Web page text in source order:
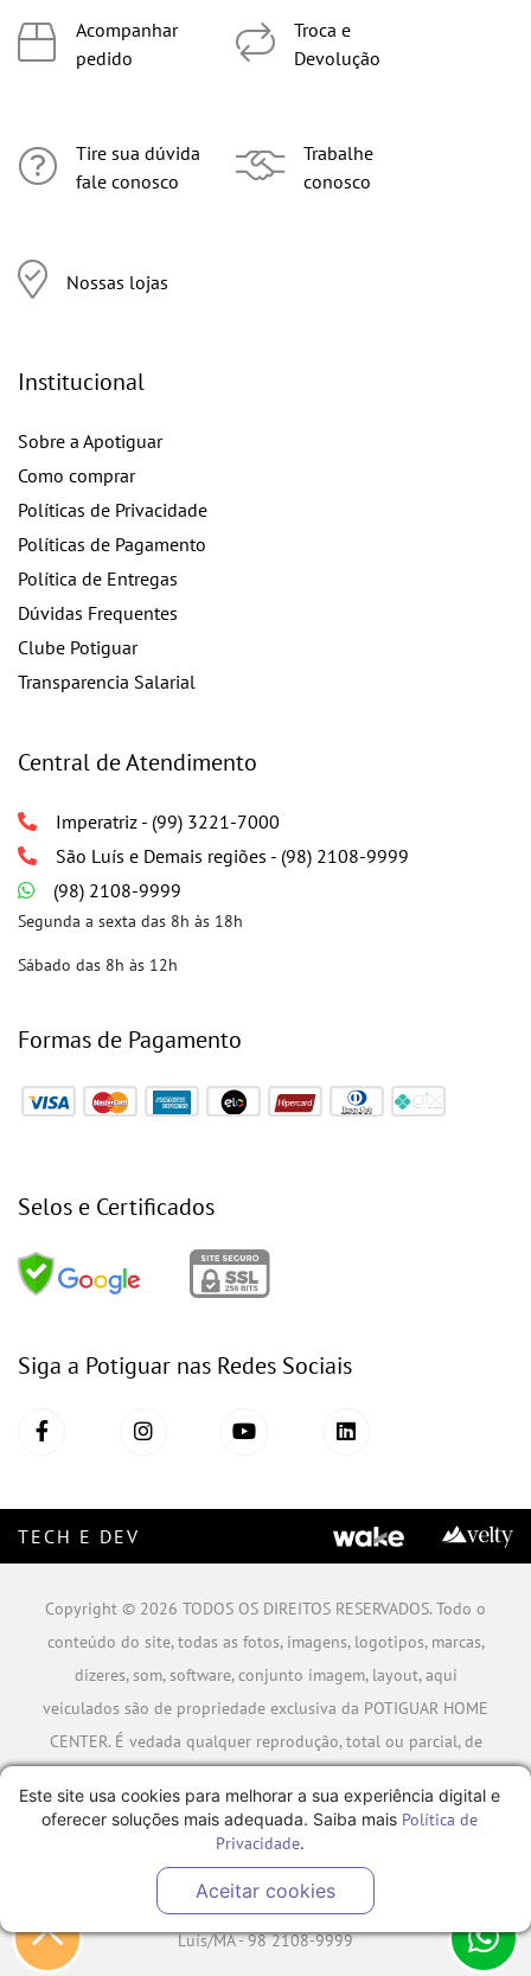
Acompanhar
pedido
Tire sua dúvida
fale conosco
Nossas lojas
Troca e
Devolução
Trabalhe
conosco
Institucional
Sobre a Apotiguar
Como comprar
Políticas de Privacidade
Políticas de Pagamento
Política de Entregas
Dúvidas Frequentes
Clube Potiguar
Transparencia Salarial
Central de Atendimento
Imperatriz - (99) 3221-7000
São Luís e Demais regiões - (98) 2108-9999
(98) 2108-9999
Segunda a sexta das 8h às 18h
Sábado das 8h às 12h
Formas de Pagamento
Selos e Certificados
Siga a Potiguar nas Redes Sociais
TECH E DEV
Copyright © 2026 TODOS OS DIREITOS RESERVADOS. Todo o
conteúdo do site, todas as fotos, imagens, logotipos, marcas,
dizeres, som, software, conjunto imagem, layout, aqui
veiculados são de propriedade exclusiva da POTIGUAR HOME
CENTER. É vedada qualquer reprodução, total ou parcial, de
A violação de qualquer direito mencionado implicará na
responsabilização cível e criminal nos termos da Lei.
POTIGUAR MATERIAIS DE CONSTRUÇÃO SA - CNPJ:
06.778.591/0001-09 - Rua Caminho da Boiada Nº 354, São
Luís/MA - 98 2108-9999
Este site usa cookies para melhorar a sua experiência digital e
oferecer soluções mais adequada. Saiba mais Política de
Privacidade.
Aceitar cookies